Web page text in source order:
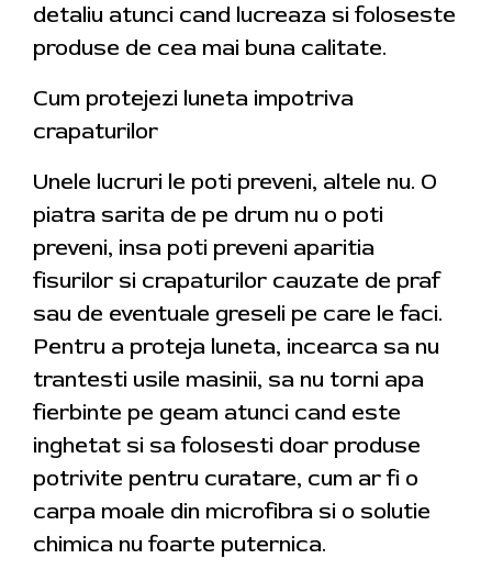
detaliu atunci cand lucreaza si foloseste
produse de cea mai buna calitate.
Cum protejezi luneta impotriva
crapaturilor
Unele lucruri le poti preveni, altele nu. O
piatra sarita de pe drum nu o poti
preveni, insa poti preveni aparitia
fisurilor si crapaturilor cauzate de praf
sau de eventuale greseli pe care le faci.
Pentru a proteja luneta, incearca sa nu
trantesti usile masinii, sa nu torni apa
fierbinte pe geam atunci cand este
inghetat si sa folosesti doar produse
potrivite pentru curatare, cum ar fi o
carpa moale din microfibra si o solutie
chimica nu foarte puternica.